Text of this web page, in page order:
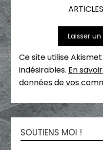
Ce site utilise
indésirables. En
données de vos
SOUTIENS MOI !